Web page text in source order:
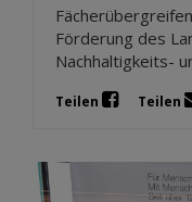
Förderung des
Nachhaltigkeits-
Teilen Teilen